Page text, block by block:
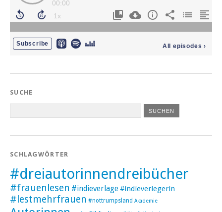
SUCHE
SCHLAGWÖRTER
#dreiautorinnendreibücher
#frauenlesen #indieverlage#indieverlegerin
#lestmehrfrauen #nottrumpsland Akademie